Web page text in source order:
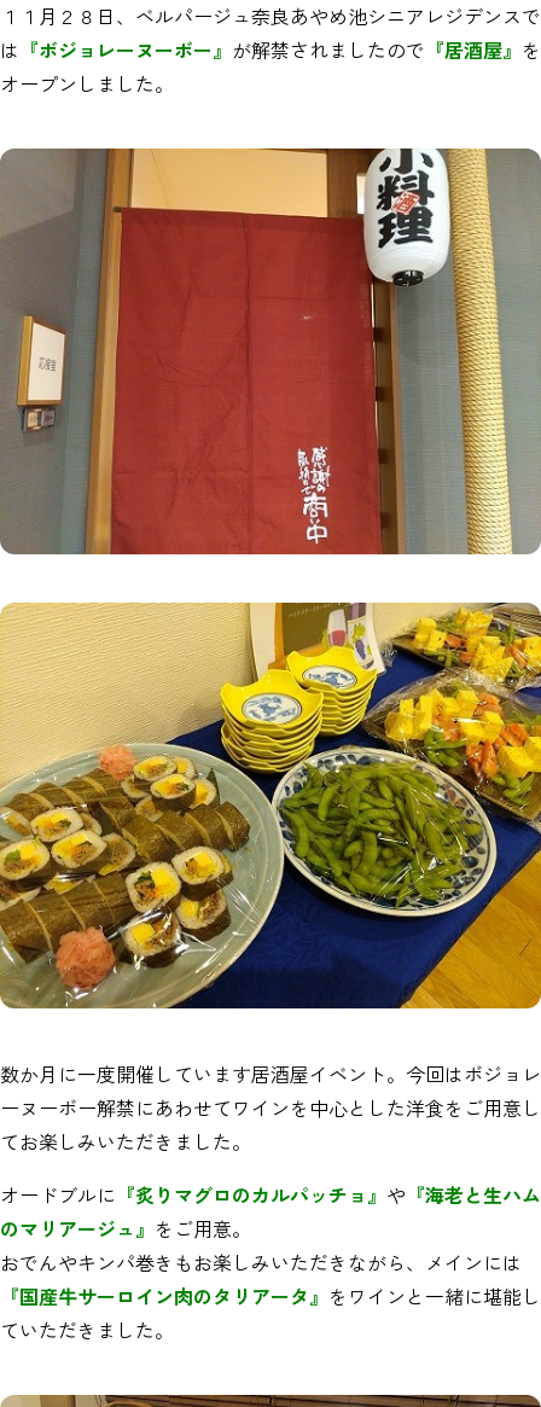
１１月２８日、ベルパージュ奈良あやめ池シニアレジデンスで
は 『ボジョレーヌーボー』 が解禁されましたので 『居酒屋』 を
オープンしました。
数か月に一度開催しています居酒屋イベント。今回はボジョレ
ーヌーボー解禁にあわせてワインを中心とした洋食をご用意し
てお楽しみいただきました。
オードブルに 『炙りマグロのカルパッチョ』 や 『海老と生ハム
のマリアージュ』 をご用意。
おでんやキンパ巻きもお楽しみいただきながら、メインには
『国産牛サーロイン肉のタリアータ』 をワインと一緒に堪能し
ていただきました。